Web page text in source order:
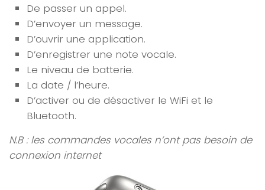
De passer un appel.
D’envoyer un message.
D’ouvrir une application.
D’enregistrer une note vocale.
Le niveau de batterie.
La date / l’heure.
D’activer ou de désactiver le WiFi et le
Bluetooth.
N.B : les commandes vocales n’ont pas besoin de
connexion internet